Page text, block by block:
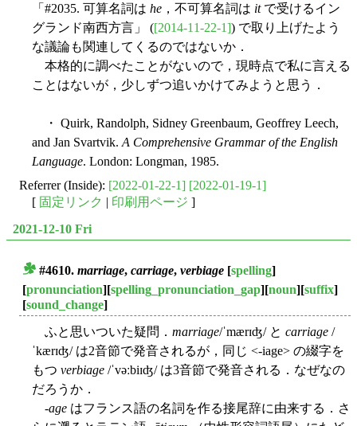
「#2035. 可算名詞は he ，不可算名詞は itで受けるイン
グランド南西方言」 ([2014-11-22-1]) で取り上げたよう
な議論も関連してくるのではないか．
本格的に調べたことがないので，現時点で私に言える
ことはないが，少しずつ追いかけてみようと思う．
・ Quirk, Randolph, Sidney Greenbaum, Geoffrey Leech,
and Jan Svartvik. A Comprehensive Grammar of the English
Language. London: Longman, 1985.
Referrer (Inside): [2022-01-22-1] [2022-01-19-1]
[ 固定リンク | 印刷用ページ ]
2021-12-10 Fri
#4610. marriage, carriage, verbiage [spelling]
[pronunciation][spelling_pronunciation_gap][noun][suffix]
[sound_change]
ふと思いついた疑問． marriage/ˈmærɪʤ/ と carriage /
ˈkærɪʤ/ は2音節で発音されるが，同じ <-iage> の綴字を
もつ verbiage /ˈvəːbiɪʤ/ は3音節で発音される．なぜなの
だろうか．
-age はフランス語の名詞を作る接尾辞に由来する．さ